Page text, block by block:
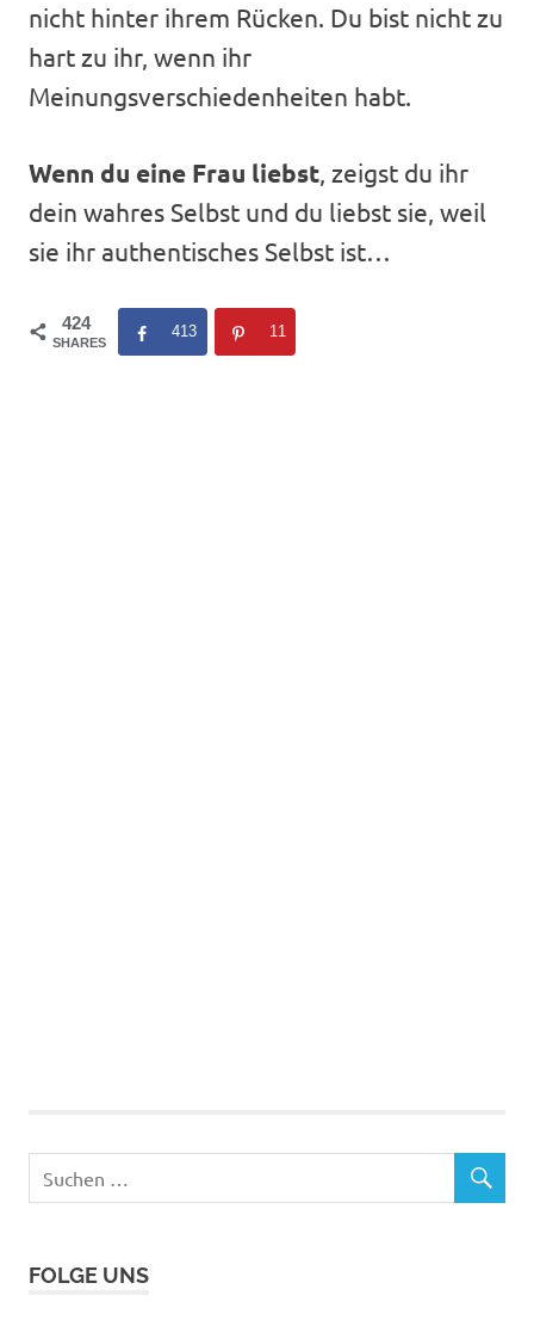
nicht hinter ihrem Rücken. Du bist nicht zu
hart zu ihr, wenn ihr
Meinungsverschiedenheiten habt.
Wenn du eine Frau liebst, zeigst du ihr
dein wahres Selbst und du liebst sie, weil
sie ihr authentisches Selbst ist…
424
SHARES
413 11
FOLGE UNS